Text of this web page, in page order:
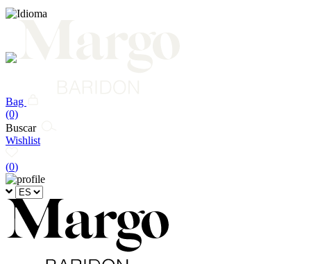
Bag
(0)
Buscar
Wishlist
(0)